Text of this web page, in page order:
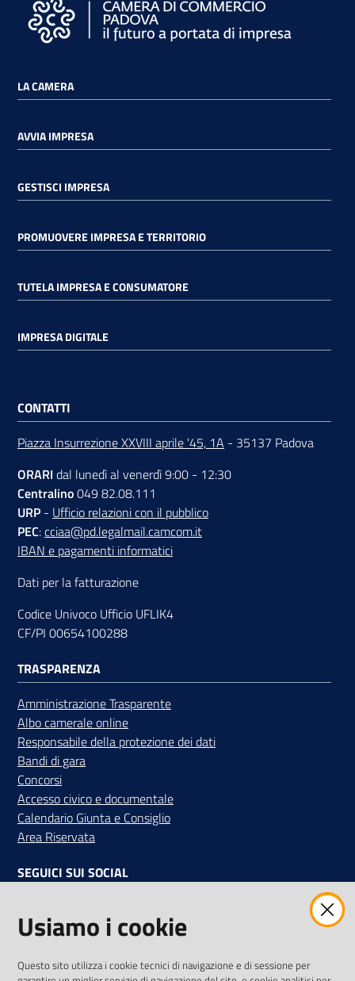
LA CAMERA
AVVIA IMPRESA
GESTISCI IMPRESA
PROMUOVERE IMPRESA E TERRITORIO
TUTELA IMPRESA E CONSUMATORE
IMPRESA DIGITALE
CONTATTI
Piazza Insurrezione XXVIII aprile '45, 1A - 35137 Padova
ORARI dal lunedì al venerdì 9:00 - 12:30
Centralino049 82.08.111
URP - Ufficio relazioni con il pubblico
PEC:cciaa@pd.legalmail.camcom.it
IBAN e pagamenti informatici
Dati per la fatturazione
Codice Univoco Ufficio UFLIK4
CF/PI 00654100288
TRASPARENZA
Amministrazione Trasparente
Albo camerale online
Responsabile della protezione dei dati
Bandi di gara
Concorsi
Accesso civico e documentale
Calendario Giunta e Consiglio
Area Riservata
SEGUICI SUI SOCIAL
Ricevi tutti gli aggiornamenti su eventi, nuove opportunità e
Usiamo i cookie
Questo sito utilizza i cookie tecnici di navigazione e di sessione per